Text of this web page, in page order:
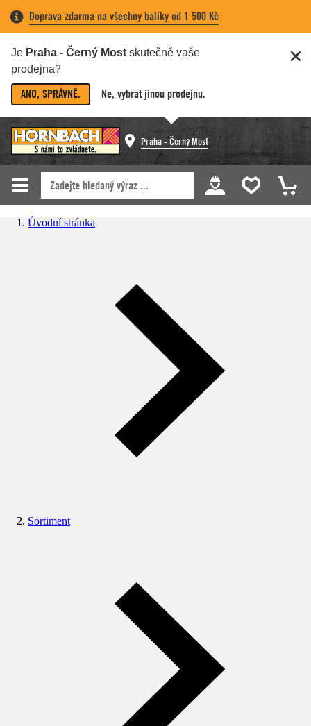
Doprava zdarma na všechny balíky od 1 500 Kč
Je Praha - Černý Most skutečně vaše
prodejna?
ANO, SPRÁVNĚ. Ne, vybrat jinou prodejnu.
Praha - Černý Most
Úvodní stránka
Sortiment